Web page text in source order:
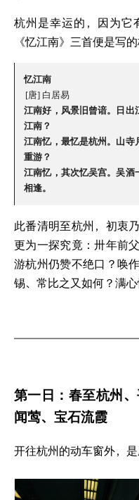
杭州是幸运的，因为它
《忆江南》三首便是写的
忆江南
[唐] 白居易
江南好，风景旧曾谙。日出
江南？
江南忆，最忆是杭州。山寺
重游？
江南忆，其次忆吴宫。吴酒
相逢。
此番清明至杭州，初衷
更为一探究竟：卅年前
游杭州仍赞不绝口？唤
锡、常比之又如何？满心
第一日：春至杭州
闻莺、宝石流霞
开往杭州的动车窗外，是